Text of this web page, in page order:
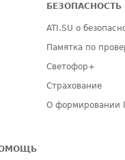
БЕЗОПАСНОСТЬ
ATI.SU о
Памятка по
Светофор+
Страхование
О формировании